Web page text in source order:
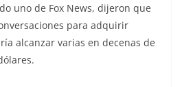
uno de Fox News, dijeron que
para adquirir
alcanzar varias en decenas de